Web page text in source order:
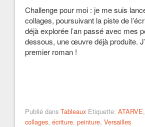
Challenge pour moi : je me suis
collages, poursuivant la piste de
déjà explorée l’an passé avec mes
dessous, une œuvre déjà produite.
premier roman !
Publié dans Tableaux Etiquette: ATARVE,
collages, écriture, peinture, Versailles